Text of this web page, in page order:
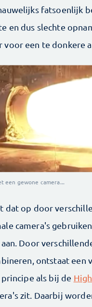
fatsoenlijk
en dus slechte
voor een te donkere
een gewone camera...
dat op door
camera's
Door
ontstaat een
als bij de
zit. Daarbij